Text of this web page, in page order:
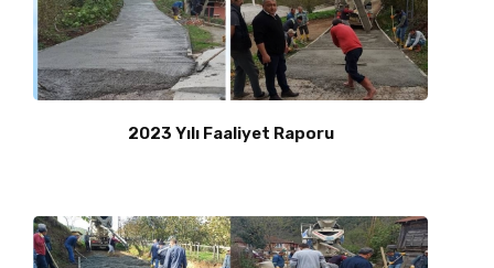
2023 Yılı Faaliyet Raporu